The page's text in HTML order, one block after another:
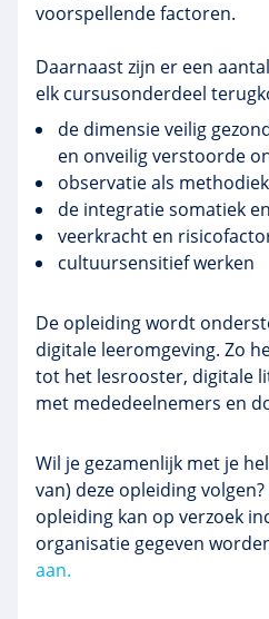
voorspellende factoren.
Daarnaast zijn er een
elk cursusonderdeel
de dimensie veilig
en onveilig verstoorde
observatie als methodiek
de integratie somatiek
veerkracht en
cultuursensitief werken
De opleiding wordt
digitale leeromgeving. Zo
tot het lesrooster, digitale
met mededeelnemers en
Wil je gezamenlijk met je
van) deze opleiding
opleiding kan op verzoek
organisatie gegeven
aan.